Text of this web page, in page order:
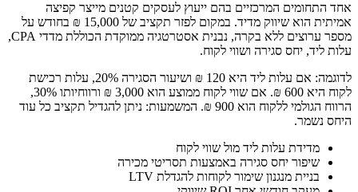
אחד התחומים המרכזיים בהם ייעוץ לעסקים קטנים מייצר קפיצה
אמיתית הוא שיווק מדיד. במקום לפזר תקציב של 15,000 ₪ בחודש על
מספר ערוצים ללא בקרה, נבנית אסטרטגיה ממוקדת הכוללת מדדי CPA,
עלות ליד, יחס סגירה ושווי לקוח.
לדוגמה: אם עלות ליד היא 120 ₪ ושיעור הסגירה 20%, עלות רכישת
לקוח היא 600 ₪. אם שווי לקוח ממוצע הוא 3,000 ₪ ורווחיותו 30%,
הרווח הגולמי ללקוח הוא 900 ₪. המשמעות: ניתן להגדיל תקציב כל עוד
היחס נשמר.
מדידת עלות ליד מול שווי לקוח
שיפור יחס סגירה באמצעות תסריטי מכירה
בניית מנגנון שימור לקוחות להגדלת LTV